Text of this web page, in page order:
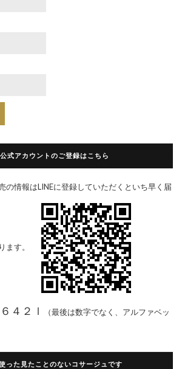
式アカウントのご登録はこちら
の情報はLINEに登録していただくといち早く届
ます。
４２ｌ
（最後は数字でなく、アルファベッ
った見たことのないコサージュです